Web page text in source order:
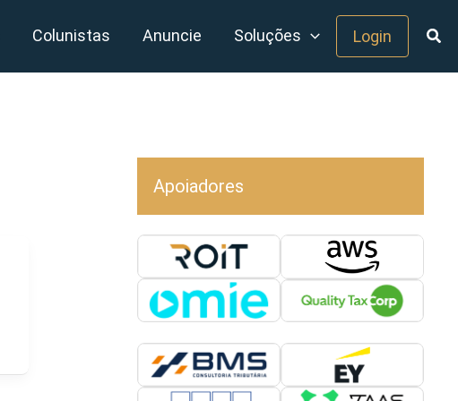
Colunistas Anuncie Soluções Login
Apoiadores